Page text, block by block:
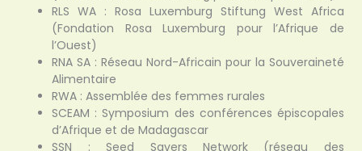
RLS WA : Rosa Luxemburg Stiftung West Africa
(Fondation Rosa Luxemburg pour l’Afrique de
l’Ouest)
RNA SA : Réseau Nord-Africain pour la Souveraineté
Alimentaire
RWA : Assemblée des femmes rurales
SCEAM : Symposium des conférences épiscopales
d’Afrique et de Madagascar
SSN : Seed Savers Network (réseau des